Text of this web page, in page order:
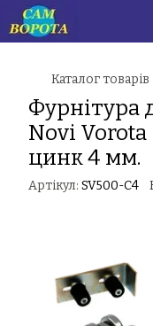
Каталог товарів
Фурнітура
Novi Vorota
цинк 4 мм.
Артікул: SV500-C4